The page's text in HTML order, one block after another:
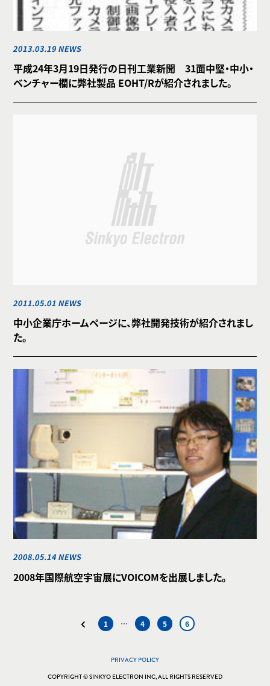
2013.03.19 NEWS
平成24年3月19日発行の日刊工業新聞 31面中堅・中小・
ベンチャー欄に弊社製品 EOHT/Rが紹介されました。
2011.05.01 NEWS
中小企業庁ホームページに、弊社開発技術が紹介されまし
た。
2008.05.14 NEWS
2008年国際航空宇宙展にVOICOMを出展しました。
1 … 4 5 6
PRIVACY POLICY
COPYRIGHT © SINKYO ELECTRON INC, ALL RIGHTS RESERVED